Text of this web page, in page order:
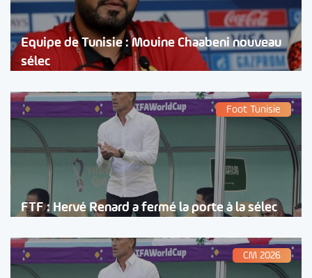
Equipe de Tunisie : Mouine Chaabeni nouveau
sélec
Foot Tunisie
FTF : Hervé Renard a fermé la porte à la sélec
CM 2026